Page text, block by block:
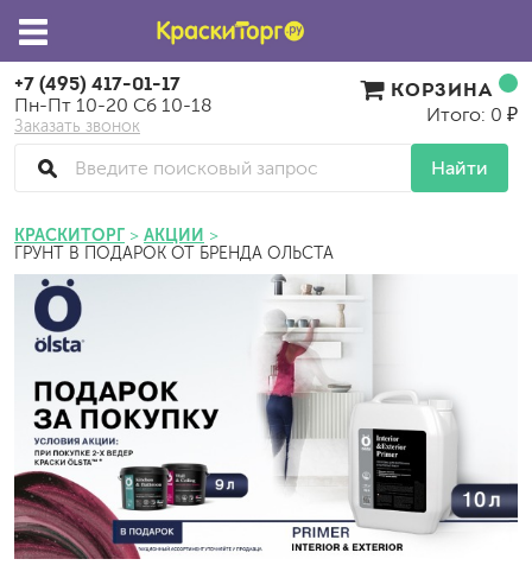
+7 (495) 417-01-17
Пн-Пт 10-20 Сб 10-18
Заказать звонок
Найти
КОРЗИНА
Итого: 0 ₽
КРАСКИТОРГ АКЦИИ
ГРУНТ В ПОДАРОК ОТ БРЕНДА ОЛЬСТА